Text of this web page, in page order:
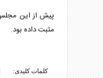
پیش از این مجلس
مثبت داده بود.
کلمات کلیدی: